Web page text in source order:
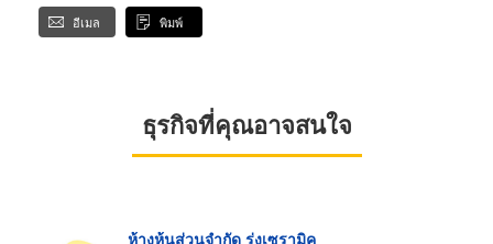
อีเมล พิมพ์
ธุรกิจที่คุณอาจสนใจ
ห้างหุ้นส่วนจำกัด รุ่งเซรามิค